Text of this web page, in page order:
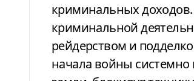
криминальных
криминальной
рейдерством и
начала войны